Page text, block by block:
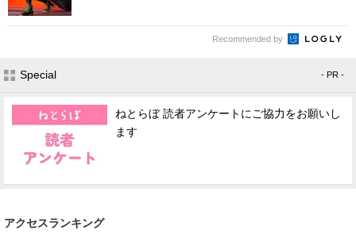
Recommended by
Special - PR -
ねとらぼ 読者アンケートにご協力をお願いし
ます
アクセスランキング